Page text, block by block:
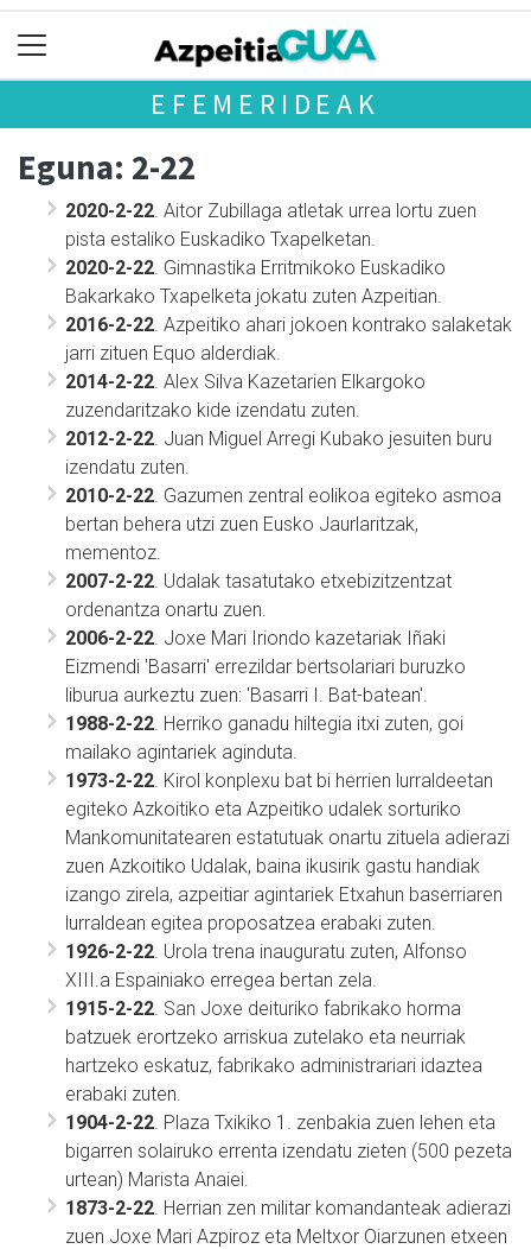
EFEMERIDEAK
Eguna: 2-22
2020-2-22 . Aitor Zubillaga atletak urrea lortu zuen
pista estaliko Euskadiko Txapelketan.
2020-2-22 . Gimnastika Erritmikoko Euskadiko
Bakarkako Txapelketa jokatu zuten Azpeitian.
2016-2-22 . Azpeitiko ahari jokoen kontrako salaketak
jarri zituen Equo alderdiak.
2014-2-22 . Alex Silva Kazetarien Elkargoko
zuzendaritzako kide izendatu zuten.
2012-2-22 . Juan Miguel Arregi Kubako jesuiten buru
izendatu zuten.
2010-2-22 . Gazumen zentral eolikoa egiteko asmoa
bertan behera utzi zuen Eusko Jaurlaritzak,
mementoz.
2007-2-22 . Udalak tasatutako etxebizitzentzat
ordenantza onartu zuen.
2006-2-22 . Joxe Mari Iriondo kazetariak Iñaki
Eizmendi 'Basarri' errezildar bertsolariari buruzko
liburua aurkeztu zuen: 'Basarri I. Bat-batean'.
1988-2-22 . Herriko ganadu hiltegia itxi zuten, goi
mailako agintariek aginduta.
1973-2-22 . Kirol konplexu bat bi herrien lurraldeetan
egiteko Azkoitiko eta Azpeitiko udalek sorturiko
Mankomunitatearen estatutuak onartu zituela adierazi
zuen Azkoitiko Udalak, baina ikusirik gastu handiak
izango zirela, azpeitiar agintariek Etxahun baserriaren
lurraldean egitea proposatzea erabaki zuten.
1926-2-22 . Urola trena inauguratu zuten, Alfonso
XIII.a Espainiako erregea bertan zela.
1915-2-22 . San Joxe deituriko fabrikako horma
batzuek erortzeko arriskua zutelako eta neurriak
hartzeko eskatuz, fabrikako administrariari idaztea
erabaki zuten.
1904-2-22 . Plaza Txikiko 1. zenbakia zuen lehen eta
bigarren solairuko errenta izendatu zieten (500 pezeta
urtean) Marista Anaiei.
1873-2-22 . Herrian zen militar komandanteak adierazi
zuen Joxe Mari Azpiroz eta Meltxor Oiarzunen etxeen